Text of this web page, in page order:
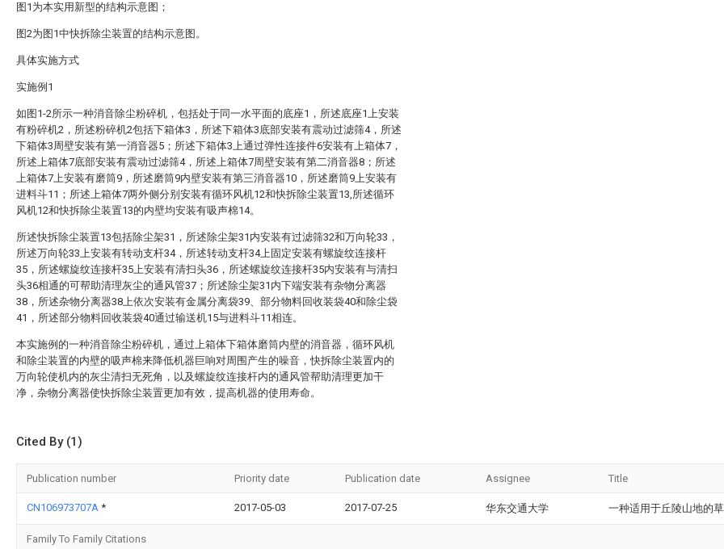
图1为本实用新型的结构示意图；
图2为图1中快拆除尘装置的结构示意图。
具体实施方式
实施例1
如图1-2所示一种消音除尘粉碎机，包括处于同一水平面的底座1，所述底座1上安装
有粉碎机2，所述粉碎机2包括下箱体3，所述下箱体3底部安装有震动过滤筛4，所述
下箱体3周壁安装有第一消音器5；所述下箱体3上通过弹性连接件6安装有上箱体7，
所述上箱体7底部安装有震动过滤筛4，所述上箱体7周壁安装有第二消音器8；所述
上箱体7上安装有磨筒9，所述磨筒9内壁安装有第三消音器10，所述磨筒9上安装有
进料斗11；所述上箱体7两外侧分别安装有循环风机12和快拆除尘装置13,所述循环
风机12和快拆除尘装置13的内壁均安装有吸声棉14。
所述快拆除尘装置13包括除尘架31，所述除尘架31内安装有过滤筛32和万向轮33，
所述万向轮33上安装有转动支杆34，所述转动支杆34上固定安装有螺旋纹连接杆
35，所述螺旋纹连接杆35上安装有清扫头36，所述螺旋纹连接杆35内安装有与清扫
头36相通的可帮助清理灰尘的通风管37；所述除尘架31内下端安装有杂物分离器
38，所述杂物分离器38上依次安装有金属分离袋39、部分物料回收装袋40和除尘袋
41，所述部分物料回收装袋40通过输送机15与进料斗11相连。
本实施例的一种消音除尘粉碎机，通过上箱体下箱体磨筒内壁的消音器，循环风机
和除尘装置的内壁的吸声棉来降低机器巨响对周围产生的噪音，快拆除尘装置内的
万向轮使机内的灰尘清扫无死角，以及螺旋纹连接杆内的通风管帮助清理更加干
净，杂物分离器使快拆除尘装置更加有效，提高机器的使用寿命。
Cited By (1)
Publication number Priority date Publication date Assignee Title
CN106973707A * 2017-05-03 2017-07-25 华东交通大学 一种适用于丘陵山地的
Family To Family Citations